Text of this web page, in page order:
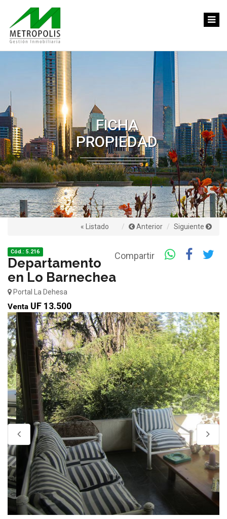
FICHA
PROPIEDAD
« Listado Anterior Siguiente
Cód.: 5.216 Compartir
Departamento
en Lo Barnechea
Portal La Dehesa
Venta UF 13.500